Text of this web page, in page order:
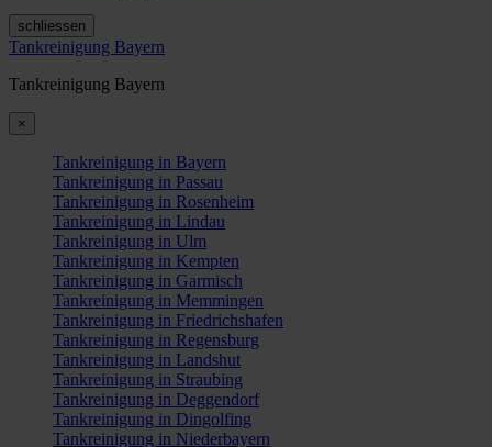
schliessen
Tankreinigung Bayern
Tankreinigung Bayern
×
Tankreinigung in Bayern
Tankreinigung in Passau
Tankreinigung in Rosenheim
Tankreinigung in Lindau
Tankreinigung in Ulm
Tankreinigung in Kempten
Tankreinigung in Garmisch
Tankreinigung in Memmingen
Tankreinigung in Friedrichshafen
Tankreinigung in Regensburg
Tankreinigung in Landshut
Tankreinigung in Straubing
Tankreinigung in Deggendorf
Tankreinigung in Dingolfing
Tankreinigung in Niederbayern